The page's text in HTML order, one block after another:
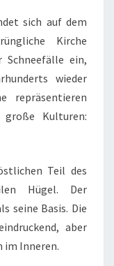
sich auf dem
Kirche
ein,
wieder
repräsentieren
Kulturen:
Teil des
Hügel. Der
seine Basis. Die
aber
im Inneren.